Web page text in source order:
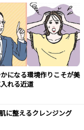
になる環境作りこそが美
れる近道
に整えるクレンジング